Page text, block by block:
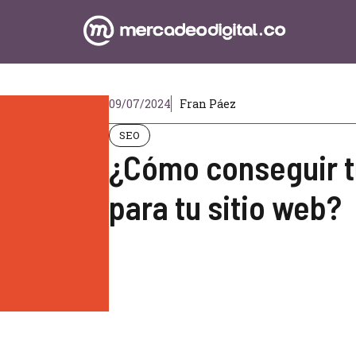
09/07/2024 Fran Páez
SEO
¿Cómo conseguir
para tu sitio web?